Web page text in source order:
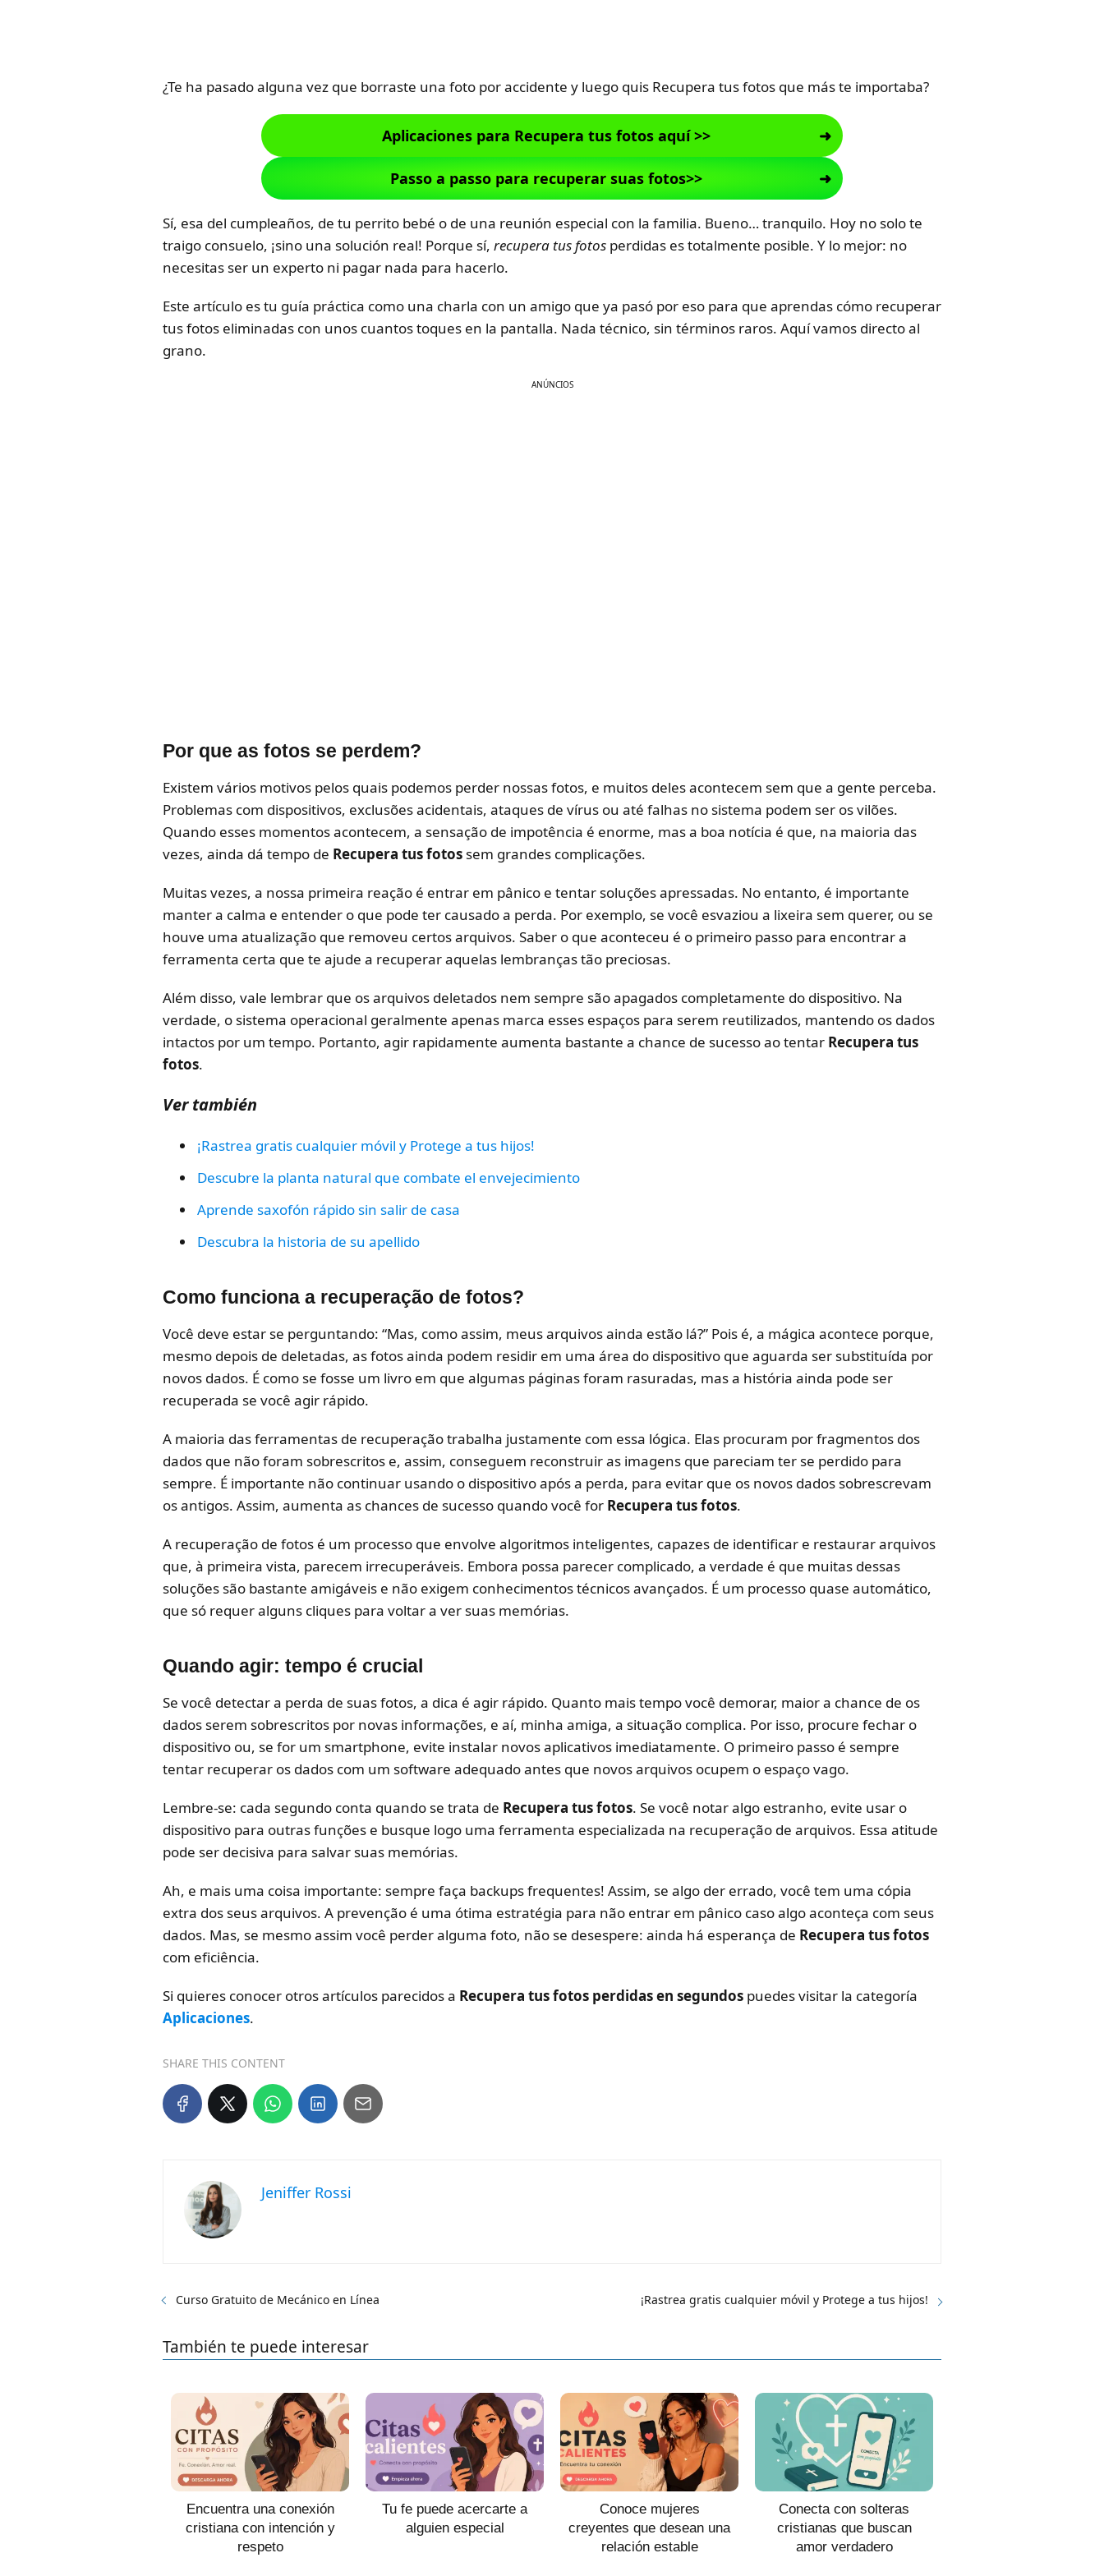
¿Te ha pasado alguna vez que borraste una foto por accidente y luego quis Recupera tus fotos que más te importaba?
Aplicaciones para Recupera tus fotos aquí >>
Passo a passo para recuperar suas fotos>>
Sí, esa del cumpleaños, de tu perrito bebé o de una reunión especial con la familia. Bueno… tranquilo. Hoy no solo te
traigo consuelo, ¡sino una solución real! Porque sí, recupera tus fotos perdidas es totalmente posible. Y lo mejor: no
necesitas ser un experto ni pagar nada para hacerlo.
Este artículo es tu guía práctica como una charla con un amigo que ya pasó por eso para que aprendas cómo recuperar
tus fotos eliminadas con unos cuantos toques en la pantalla. Nada técnico, sin términos raros. Aquí vamos directo al
grano.
ANÚNCIOS
Por que as fotos se perdem?
Existem vários motivos pelos quais podemos perder nossas fotos, e muitos deles acontecem sem que a gente perceba.
Problemas com dispositivos, exclusões acidentais, ataques de vírus ou até falhas no sistema podem ser os vilões.
Quando esses momentos acontecem, a sensação de impotência é enorme, mas a boa notícia é que, na maioria das
vezes, ainda dá tempo de Recupera tus fotos sem grandes complicações.
Muitas vezes, a nossa primeira reação é entrar em pânico e tentar soluções apressadas. No entanto, é importante
manter a calma e entender o que pode ter causado a perda. Por exemplo, se você esvaziou a lixeira sem querer, ou se
houve uma atualização que removeu certos arquivos. Saber o que aconteceu é o primeiro passo para encontrar a
ferramenta certa que te ajude a recuperar aquelas lembranças tão preciosas.
Além disso, vale lembrar que os arquivos deletados nem sempre são apagados completamente do dispositivo. Na
verdade, o sistema operacional geralmente apenas marca esses espaços para serem reutilizados, mantendo os dados
intactos por um tempo. Portanto, agir rapidamente aumenta bastante a chance de sucesso ao tentar Recupera tus
fotos.
Ver también
¡Rastrea gratis cualquier móvil y Protege a tus hijos!
Descubre la planta natural que combate el envejecimiento
Aprende saxofón rápido sin salir de casa
Descubra la historia de su apellido
Como funciona a recuperação de fotos?
Você deve estar se perguntando: “Mas, como assim, meus arquivos ainda estão lá?” Pois é, a mágica acontece porque,
mesmo depois de deletadas, as fotos ainda podem residir em uma área do dispositivo que aguarda ser substituída por
novos dados. É como se fosse um livro em que algumas páginas foram rasuradas, mas a história ainda pode ser
recuperada se você agir rápido.
A maioria das ferramentas de recuperação trabalha justamente com essa lógica. Elas procuram por fragmentos dos
dados que não foram sobrescritos e, assim, conseguem reconstruir as imagens que pareciam ter se perdido para
sempre. É importante não continuar usando o dispositivo após a perda, para evitar que os novos dados sobrescrevam
os antigos. Assim, aumenta as chances de sucesso quando você for Recupera tus fotos.
A recuperação de fotos é um processo que envolve algoritmos inteligentes, capazes de identificar e restaurar arquivos
que, à primeira vista, parecem irrecuperáveis. Embora possa parecer complicado, a verdade é que muitas dessas
soluções são bastante amigáveis e não exigem conhecimentos técnicos avançados. É um processo quase automático,
que só requer alguns cliques para voltar a ver suas memórias.
Quando agir: tempo é crucial
Se você detectar a perda de suas fotos, a dica é agir rápido. Quanto mais tempo você demorar, maior a chance de os
dados serem sobrescritos por novas informações, e aí, minha amiga, a situação complica. Por isso, procure fechar o
dispositivo ou, se for um smartphone, evite instalar novos aplicativos imediatamente. O primeiro passo é sempre
tentar recuperar os dados com um software adequado antes que novos arquivos ocupem o espaço vago.
Lembre-se: cada segundo conta quando se trata de Recupera tus fotos. Se você notar algo estranho, evite usar o
dispositivo para outras funções e busque logo uma ferramenta especializada na recuperação de arquivos. Essa atitude
pode ser decisiva para salvar suas memórias.
Ah, e mais uma coisa importante: sempre faça backups frequentes! Assim, se algo der errado, você tem uma cópia
extra dos seus arquivos. A prevenção é uma ótima estratégia para não entrar em pânico caso algo aconteça com seus
dados. Mas, se mesmo assim você perder alguma foto, não se desespere: ainda há esperança de Recupera tus fotos
com eficiência.
Si quieres conocer otros artículos parecidos a Recupera tus fotos perdidas en segundos puedes visitar la categoría
Aplicaciones.
SHARE THIS CONTENT
Jeniffer Rossi
Curso Gratuito de Mecánico en Línea ¡Rastrea gratis cualquier móvil y Protege a tus hijos!
También te puede interesar
Encuentra una conexión
cristiana con intención y
respeto
Tu fe puede acercarte a
alguien especial
Conoce mujeres
creyentes que desean una
relación estable
Conecta con solteras
cristianas que buscan
amor verdadero